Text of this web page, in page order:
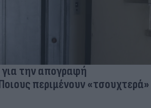
την απογραφή
περιμένουν «τσουχτερά»